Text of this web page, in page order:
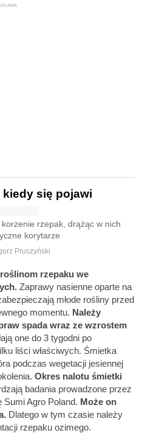
się pojawi
rzepak, drążąc w nich
korytarze
Pruszyński
rzepaku we
Zaprawy nasienne oparte na
młode rośliny przed
momentu. Należy
spada wraz ze wzrostem
one do 3 tygodni po
liści właściwych. Śmietka
podczas wegetacji jesiennej
Okres nalotu śmietki
badania prowadzone przez
Agro Poland. Może on
Dlatego w tym czasie należy
rzepaku ozimego.